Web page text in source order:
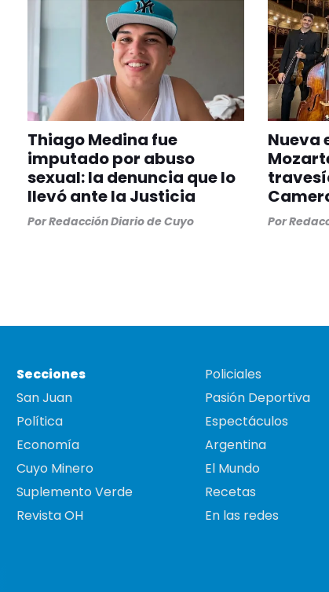
Thiago Medina fue
imputado por abuso
sexual: la denuncia que lo
llevó ante la Justicia
PorRedacción Diario de Cuyo
Nueva
Por
Secciones
San Juan
Política
Economía
Cuyo Minero
Suplemento Verde
Revista OH
Policiales
Pasión Deportiva
Espectáculos
Argentina
El Mundo
Recetas
En las redes